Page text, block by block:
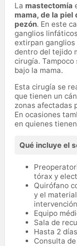
La mastectomía
mama, de la piel
pezón. En este
ganglios
extirpan
dentro del tejido
cirugía.
bajo la mama.
Esta cirugía se
que tienen un
zonas afectadas
En ocasiones
en quienes
Qué incluye el
tórax y
Quirófano
y el
Equipo
Sala de
Hasta 2
Consulta